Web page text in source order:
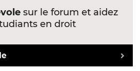
sur le forum et aidez
en droit